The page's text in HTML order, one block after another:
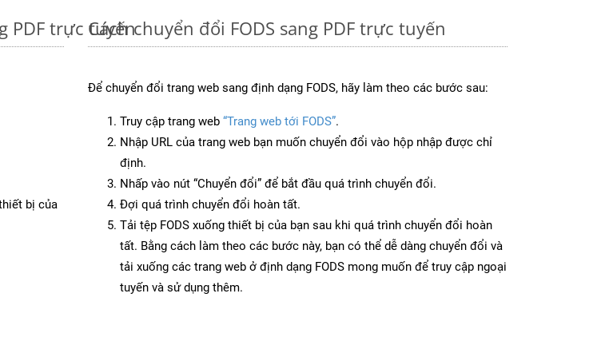
PDF trực tuyến
bị của
Cách chuyển đổi FODS sang PDF trực tuyến
Để chuyển đổi trang web sang định dạng FODS, hãy làm theo các bước sau:
Truy cập trang web “Trang web tới FODS”.
Nhập URL của trang web bạn muốn chuyển đổi vào hộp nhập được chỉ
định.
Nhấp vào nút “Chuyển đổi” để bắt đầu quá trình chuyển đổi.
Đợi quá trình chuyển đổi hoàn tất.
Tải tệp FODS xuống thiết bị của bạn sau khi quá trình chuyển đổi hoàn
tất. Bằng cách làm theo các bước này, bạn có thể dễ dàng chuyển đổi và
tải xuống các trang web ở định dạng FODS mong muốn để truy cập ngoại
tuyến và sử dụng thêm.